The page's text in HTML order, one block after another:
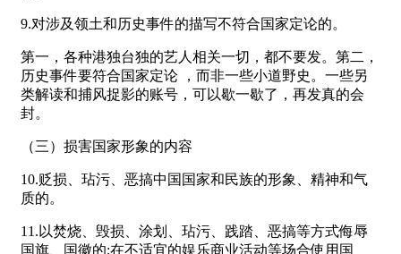
9.对涉及领土和历史事件的描写不符合国家定论的。
第一，各种港独台独的艺人相关一切，都不要发。第二，
历史事件要符合国家定论 ，而非一些小道野史。一些另
类解读和捕风捉影的账号，可以歇一歇了，再发真的会
封。
（三）损害国家形象的内容
10.贬损、玷污、恶搞中国国家和民族的形象、精神和气
质的。
11.以焚烧、毁损、涂划、玷污、践踏、恶搞等方式侮辱
国旗、国徽的;在不适宜的娱乐商业活动等场合使用国